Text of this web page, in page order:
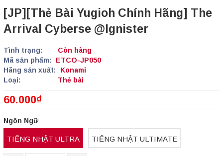
[JP][Thẻ Bài Yugioh Chính Hãng] The
Arrival Cyberse @Ignister
Tình trạng:
Còn hàng
Mã sản phẩm:
ETCO-JP050
Hãng sản xuất:
Konami
Loại:
Thẻ bài
60.000₫
Ngôn Ngữ
TIẾNG NHẬT ULTRA TIẾNG NHẬT ULTIMATE